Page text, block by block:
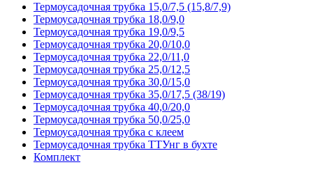
Термоусадочная трубка 15,0/7,5 (15,8/7,9)
Термоусадочная трубка 18,0/9,0
Термоусадочная трубка 19,0/9,5
Термоусадочная трубка 20,0/10,0
Термоусадочная трубка 22,0/11,0
Термоусадочная трубка 25,0/12,5
Термоусадочная трубка 30,0/15,0
Термоусадочная трубка 35,0/17,5 (38/19)
Термоусадочная трубка 40,0/20,0
Термоусадочная трубка 50,0/25,0
Термоусадочная трубка с клеем
Термоусадочная трубка ТТУнг в бухте
Комплект